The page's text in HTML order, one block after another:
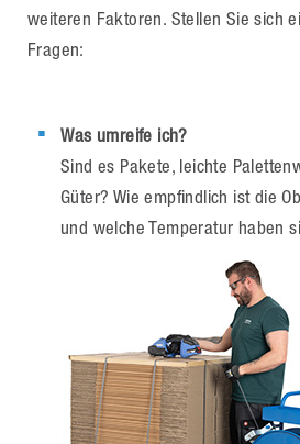
weiteren Faktoren. Stellen Sie sich
Fragen:
Was umreife ich?
Sind es Pakete, leichte
Güter? Wie empfindlich ist die
und welche Temperatur haben